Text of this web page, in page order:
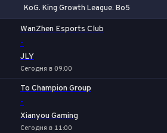
KoG. King Growth League. Bo5
WanZhen Esports Club
-
JLY
Сегодня в 09:00
To Champion Group
-
Xianyou Gaming
Сегодня в 11:00